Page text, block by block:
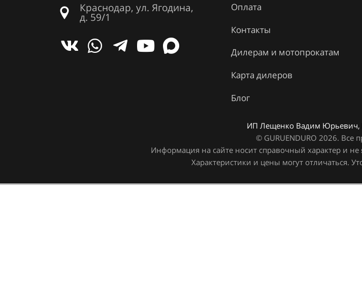
Краснодар, ул. Ягодина,
д. 59/1
Оплата
Контакты
Дилерам и мотопрокатам
Карта дилеров
Блог
ИП Лещенко Вадим Юрьевич,
© GURUENDURO 2026. Все
Информация на сайте носит справочный характер и
Характеристики и цены могут отличаться.